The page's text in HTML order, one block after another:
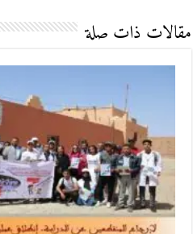
مقالات ذات صلة